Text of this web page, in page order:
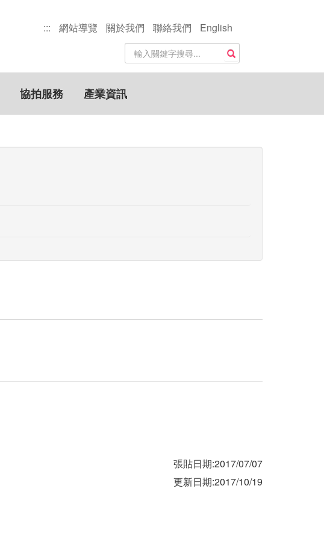
::: 網站導覽 關於我們 聯絡我們
English
站
內
搜
尋
關
鍵
搜尋
協拍服務 產業資訊
張貼日期:2017/07/07
更新日期:2017/10/19